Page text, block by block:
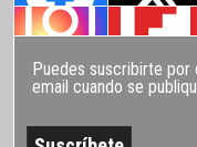
Puedes suscribirte
email cuando se